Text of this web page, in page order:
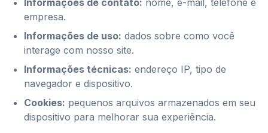
Informações de contato: nome, e-mail, telefone e
empresa.
Informações de uso: dados sobre como você
interage com nosso site.
Informações técnicas: endereço IP, tipo de
navegador e dispositivo.
Cookies: pequenos arquivos armazenados em seu
dispositivo para melhorar sua experiência.